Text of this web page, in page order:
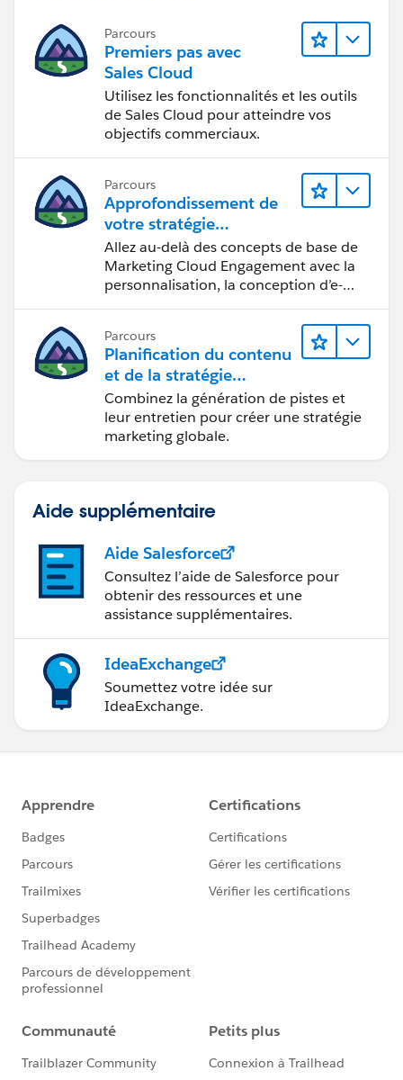
Parcours
Premiers pas avec
Sales Cloud
Utilisez les fonctionnalités et les outils
de Sales Cloud pour atteindre vos
objectifs commerciaux.
Parcours
Approfondissement de
votre stratégie
marketing
Allez au-delà des concepts de base de
Marketing Cloud Engagement avec la
personnalisation, la conception d’e-
Parcours
Planification du contenu
et de la stratégie
marketing avec
Marketing Cloud
Account Engagement
Combinez la génération de pistes et
leur entretien pour créer une stratégie
marketing globale.
Aide supplémentaire
Aide Salesforce
Consultez l’aide de Salesforce pour
obtenir des ressources et une
assistance supplémentaires.
IdeaExchange
Soumettez votre idée sur
IdeaExchange.